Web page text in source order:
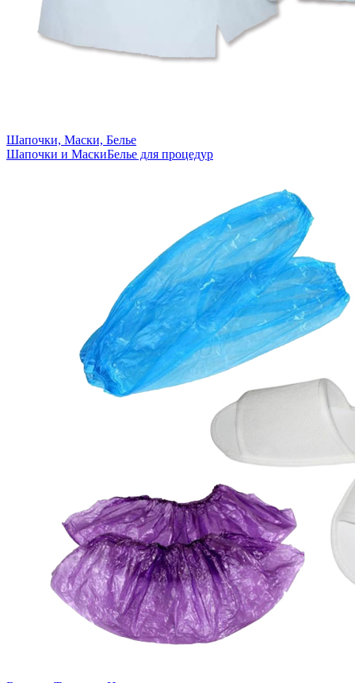
Шапочки, Маски, Белье
Шапочки и МаскиБелье для процедур